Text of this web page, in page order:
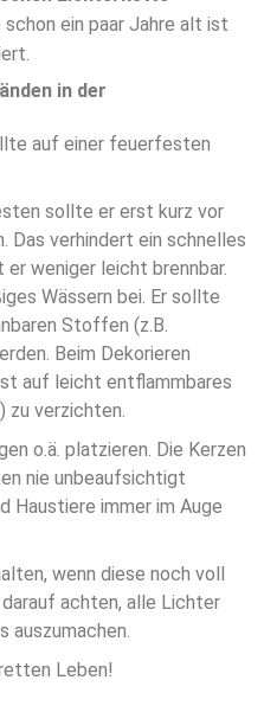
ein paar Jahre alt ist
in der
auf einer feuerfesten
sollte er erst kurz vor
Das verhindert ein schnelles
weniger leicht brennbar.
Wässern bei. Er sollte
Stoffen (z.B.
Beim Dekorieren
auf leicht entflammbares
zu verzichten.
o.ä. platzieren. Die Kerzen
nie unbeaufsichtigt
Haustiere immer im Auge
wenn diese noch voll
achten, alle Lichter
auszumachen.
Leben!